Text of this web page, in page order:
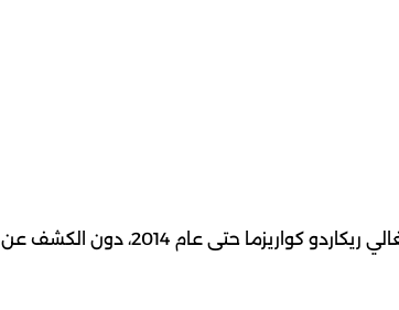
أعلن أهلي دبي الإماراتي لكرة القدم الاثنين تعاقده مع المهاجم البرتغالي ريكاردو كواريزما حتى عام 2014، دون الكشف عن